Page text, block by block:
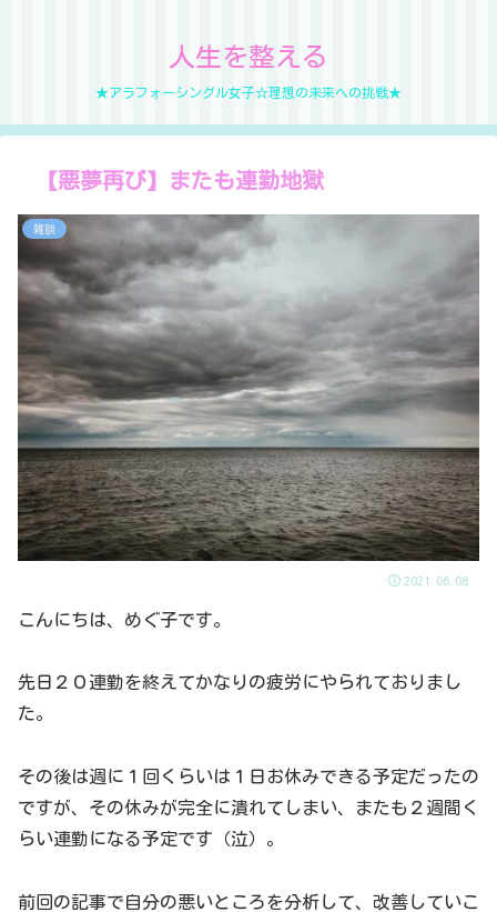
人生を整える
★アラフォーシングル女子☆理想の未来への挑戦★
【悪夢再び】またも連勤地獄
雑談
2021.06.08
こんにちは、めぐ子です。
先日２０連勤を終えてかなりの疲労にやられておりまし
た。
その後は週に１回くらいは１日お休みできる予定だったの
ですが、その休みが完全に潰れてしまい、またも２週間く
らい連勤になる予定です（泣）。
前回の記事で自分の悪いところを分析して、改善していこ